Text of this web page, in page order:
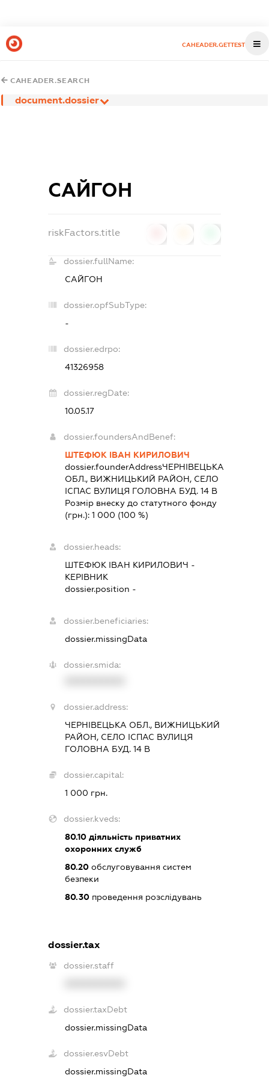
CAHEADER.GETTEST
CAHEADER.SEARCH
document.dossier
САЙГОН
riskFactors.title
dossier.fullName:
САЙГОН
dossier.opfSubType:
-
dossier.edrpo:
41326958
dossier.regDate:
10.05.17
dossier.foundersAndBenef:
ШТЕФЮК ІВАН КИРИЛОВИЧ
dossier.founderAddressЧЕРНІВЕЦЬКА
ОБЛ., ВИЖНИЦЬКИЙ РАЙОН, СЕЛО
ІСПАС ВУЛИЦЯ ГОЛОВНА БУД. 14 В
Розмір внеску до статутного фонду
(грн.):1 000 (100 %)
dossier.heads:
ШТЕФЮК ІВАН КИРИЛОВИЧ -
КЕРІВНИК
dossier.position -
dossier.beneficiaries:
dossier.missingData
dossier.smida:
dossier.address:
ЧЕРНІВЕЦЬКА ОБЛ., ВИЖНИЦЬКИЙ
РАЙОН, СЕЛО ІСПАС ВУЛИЦЯ
ГОЛОВНА БУД. 14 В
dossier.capital:
1 000 грн.
dossier.kveds:
80.10 діяльність приватних
охоронних служб
80.20 обслуговування систем
безпеки
80.30 проведення розслідувань
dossier.tax
dossier.staff
dossier.taxDebt
dossier.missingData
dossier.esvDebt
dossier.missingData